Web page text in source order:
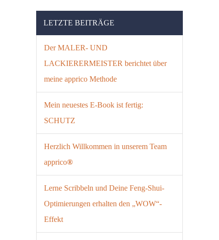
LETZTE BEITRÄGE
Der MALER- UND
LACKIERERMEISTER berichtet über
meine apprico Methode
Mein neuestes E-Book ist fertig:
SCHUTZ
Herzlich Willkommen in unserem Team
apprico®
Lerne Scribbeln und Deine Feng-Shui-
Optimierungen erhalten den „WOW“-
Effekt